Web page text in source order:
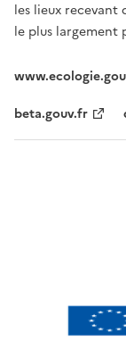
les lieux
le plus largement
beta.gouv.fr